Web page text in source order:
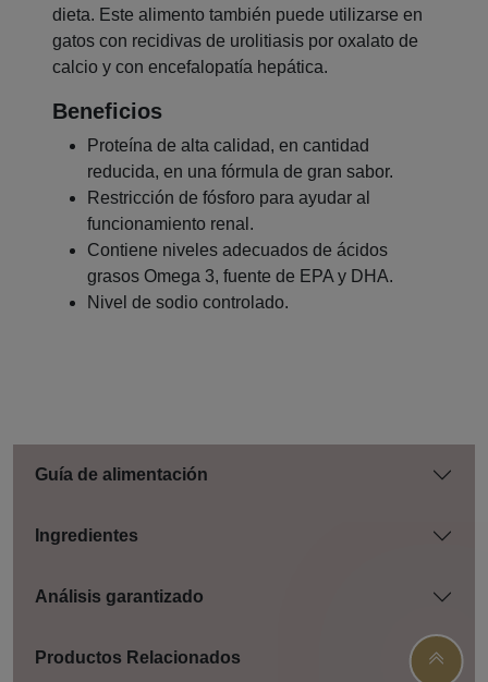
dieta. Este alimento también puede utilizarse en
gatos con recidivas de urolitiasis por oxalato de
calcio y con encefalopatía hepática.
Beneficios
Proteína de alta calidad, en cantidad
reducida, en una fórmula de gran sabor.
Restricción de fósforo para ayudar al
funcionamiento renal.
Contiene niveles adecuados de ácidos
grasos Omega 3, fuente de EPA y DHA.
Nivel de sodio controlado.
Guía de alimentación
Ingredientes
Análisis garantizado
Productos Relacionados